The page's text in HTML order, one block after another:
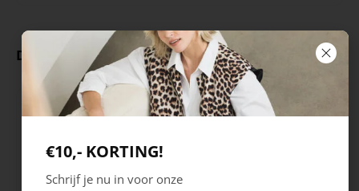
Deze producten ga je leuk vinden
€10,- KORTING!
Schrijf je nu in voor onze